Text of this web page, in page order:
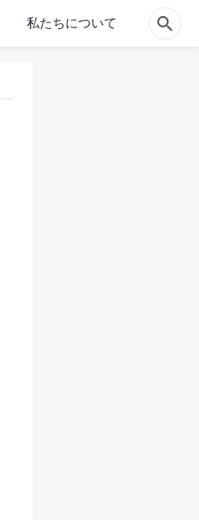
私たちについて